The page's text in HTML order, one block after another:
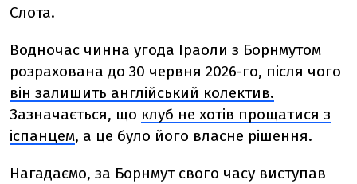
Слота.
Водночас чинна угода Іраоли з Борнмутом
розрахована до 30 червня 2026-го, після чого
він залишить англійський колектив.
Зазначається, що клуб не хотів прощатися з
іспанцем, а це було його власне рішення.
Нагадаємо, за Борнмут свого часу виступав